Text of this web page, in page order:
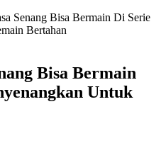
Senang Bisa Bermain Di Serie
Bertahan
Bisa Bermain
Untuk